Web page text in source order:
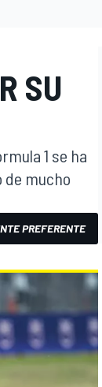
SU
1 se ha
de mucho
PREFERENTE